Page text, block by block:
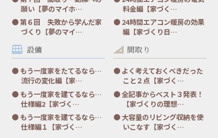
願い【夢のマイホ…
第６回 失敗から学んだ家
づくり【夢のマイ…
料金編【家づく…
24時間エアコン暖房の効果
編【家づくり日…
設備
もう一度家をたてるなら…
流行の変化編【家…
もう一度家を建てるなら…
仕様編2【家づく…
もう一度家を建てるなら…
仕様編１【家づく…
間取り
よく考えておくべきだった
こと２点【家づく…
全記事からベスト３発表！
【家づくりの理想…
大容量のリビング収納を使
いこなす【家づく…